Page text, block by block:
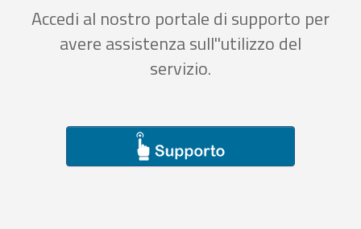
Accedi al nostro portale di supporto per
avere assistenza sull''utilizzo del
servizio.